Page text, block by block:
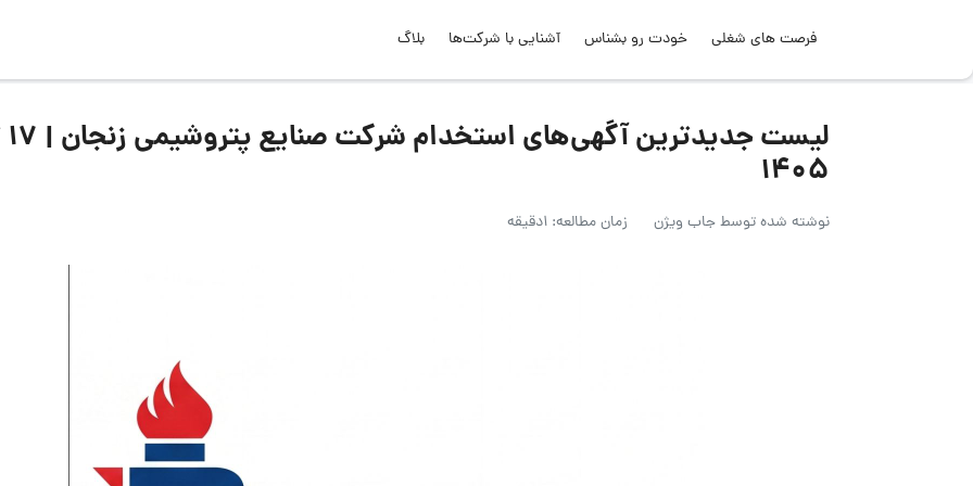
فرصت های شغلی خودت رو بشناس آشنایی با شرکت‌ها بلاگ
۱۴۰۵
نوشته شده توسطجاب ویژن زمان مطالعه: 1دقیقه